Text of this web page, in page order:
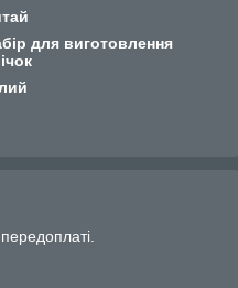
для виготовлення